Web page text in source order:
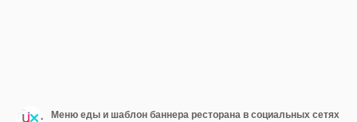
Меню еды и шаблон баннера ресторана в социальных сетях